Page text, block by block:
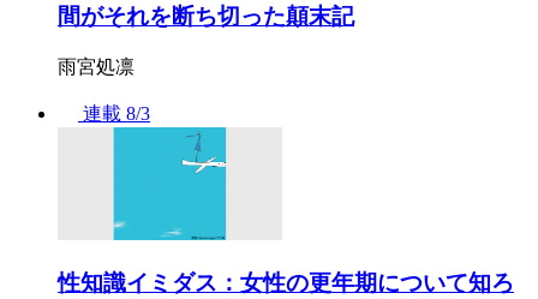
間がそれを断ち切った顛末記
雨宮処凛
連載 8/3
性知識イミダス：女性の更年期について知ろ